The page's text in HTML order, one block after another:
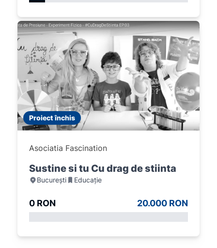
Proiect închis
Asociatia Fascination
Sustine si tu Cu drag de stiinta
București Educație
0 RON 20.000 RON